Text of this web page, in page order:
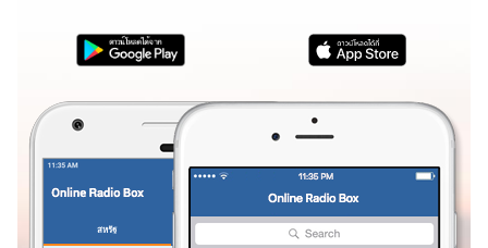
TypeLIVE
Seek to
live,
behind
สหรัฐ